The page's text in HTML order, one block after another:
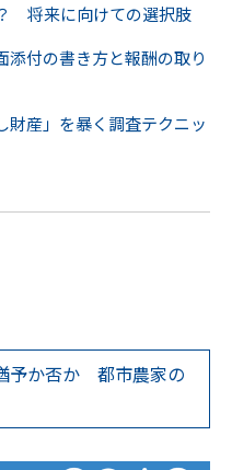
将来に向けての選択肢
添付の書き方と報酬の取り
財産」を暴く調査テクニッ
予か否か 都市農家の